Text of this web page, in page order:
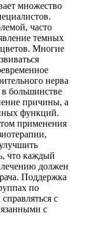
множество
часто
темных
Многие
нерва
в большинстве
причины, а
функций.
применения
что каждый
должен
Поддержка
по
с
с